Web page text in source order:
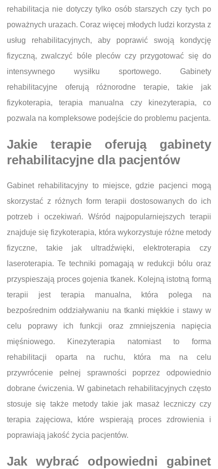
rehabilitacja nie dotyczy tylko osób starszych czy tych po
poważnych urazach. Coraz więcej młodych ludzi korzysta z
usług rehabilitacyjnych, aby poprawić swoją kondycję
fizyczną, zwalczyć bóle pleców czy przygotować się do
intensywnego wysiłku sportowego. Gabinety
rehabilitacyjne oferują różnorodne terapie, takie jak
fizykoterapia, terapia manualna czy kinezyterapia, co
pozwala na kompleksowe podejście do problemu pacjenta.
Jakie terapie oferują gabinety
rehabilitacyjne dla pacjentów
Gabinet rehabilitacyjny to miejsce, gdzie pacjenci mogą
skorzystać z różnych form terapii dostosowanych do ich
potrzeb i oczekiwań. Wśród najpopularniejszych terapii
znajduje się fizykoterapia, która wykorzystuje różne metody
fizyczne, takie jak ultradźwięki, elektroterapia czy
laseroterapia. Te techniki pomagają w redukcji bólu oraz
przyspieszają proces gojenia tkanek. Kolejną istotną formą
terapii jest terapia manualna, która polega na
bezpośrednim oddziaływaniu na tkanki miękkie i stawy w
celu poprawy ich funkcji oraz zmniejszenia napięcia
mięśniowego. Kinezyterapia natomiast to forma
rehabilitacji oparta na ruchu, która ma na celu
przywrócenie pełnej sprawności poprzez odpowiednio
dobrane ćwiczenia. W gabinetach rehabilitacyjnych często
stosuje się także metody takie jak masaż leczniczy czy
terapia zajęciowa, które wspierają proces zdrowienia i
poprawiają jakość życia pacjentów.
Jak wybrać odpowiedni gabinet